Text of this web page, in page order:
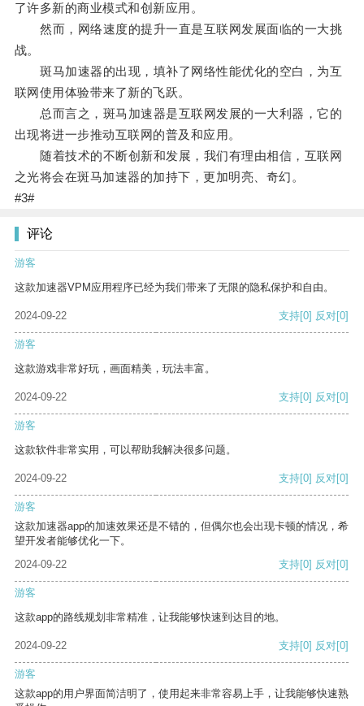
了许多新的商业模式和创新应用。
然而，网络速度的提升一直是互联网发展面临的一大挑
战。
斑马加速器的出现，填补了网络性能优化的空白，为互
联网使用体验带来了新的飞跃。
总而言之，斑马加速器是互联网发展的一大利器，它的
出现将进一步推动互联网的普及和应用。
随着技术的不断创新和发展，我们有理由相信，互联网
之光将会在斑马加速器的加持下，更加明亮、奇幻。
#3#
评论
游客
这款加速器VPM应用程序已经为我们带来了无限的隐私保护和自由。
2024-09-22 支持[0] 反对[0]
游客
这款游戏非常好玩，画面精美，玩法丰富。
2024-09-22 支持[0] 反对[0]
游客
这款软件非常实用，可以帮助我解决很多问题。
2024-09-22 支持[0] 反对[0]
游客
这款加速器app的加速效果还是不错的，但偶尔也会出现卡顿的情况，希
望开发者能够优化一下。
2024-09-22
支持[0] 反对[0]
游客
这款app的路线规划非常精准，让我能够快速到达目的地。
2024-09-22 支持[0] 反对[0]
游客
这款app的用户界面简洁明了，使用起来非常容易上手，让我能够快速熟